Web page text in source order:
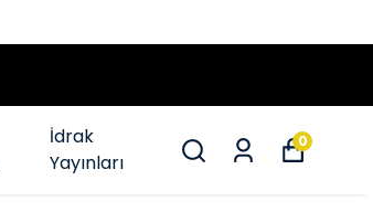
İdrak
Yayınları
0